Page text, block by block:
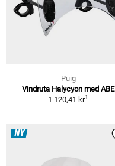
Puig
Vindruta Halycyon med ABE
1 120,41 kr1
NY